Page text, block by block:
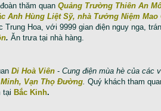
thăm quan Quảng Trường Thiên An
Anh Hùng Liệt Sỹ, nhà Tưởng Niệm Mao
Hoa, với 9999 gian điện nguy nga,
. Ăn trưa tại nhà hàng.
Di Hoà Viên - Cung điện mùa hè của các
Vạn Thọ Đường Quý khách tham
tại Bắc Kinh.